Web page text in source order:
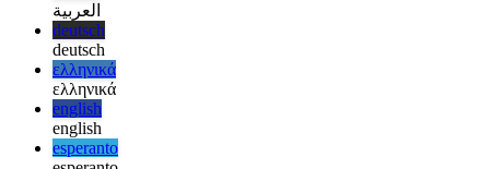
afrikaans
afrikaans
العربية
العربية
deutsch
deutsch
ελληνικά
ελληνικά